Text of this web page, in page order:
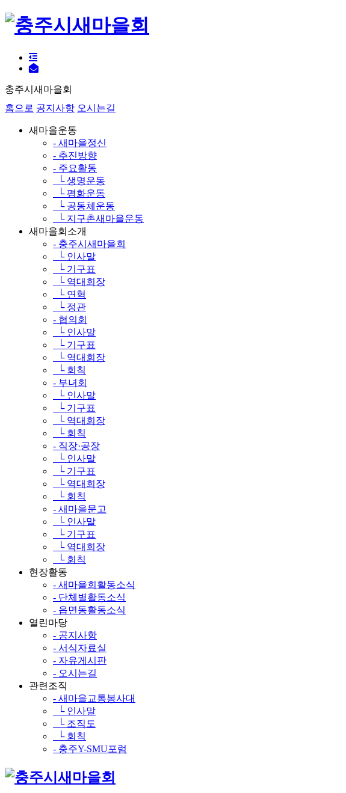
충주시새마을회
홈으로 공지사항 오시는길
새마을운동
- 새마을정신
- 추진방향
- 주요활동
└ 생명운동
└ 평화운동
└ 공동체운동
└ 지구촌새마을운동
새마을회소개
- 충주시새마을회
└ 인사말
└ 기구표
└ 역대회장
└ 연혁
└ 정관
- 협의회
└ 인사말
└ 기구표
└ 역대회장
└ 회칙
- 부녀회
└ 인사말
└ 기구표
└ 역대회장
└ 회칙
- 직장·공장
└ 인사말
└ 기구표
└ 역대회장
└ 회칙
- 새마을문고
└ 인사말
└ 기구표
└ 역대회장
└ 회칙
현장활동
- 새마을회활동소식
- 단체별활동소식
- 읍면동활동소식
열린마당
- 공지사항
- 서식자료실
- 자유게시판
- 오시는길
관련조직
- 새마을교통봉사대
└ 인사말
└ 조직도
└ 회칙
- 충주Y-SMU포럼